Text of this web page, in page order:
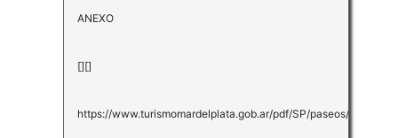
ANEXO
[][]
https://www.turismomardelplata.gob.ar/pdf/SP/paseos/08.pdf